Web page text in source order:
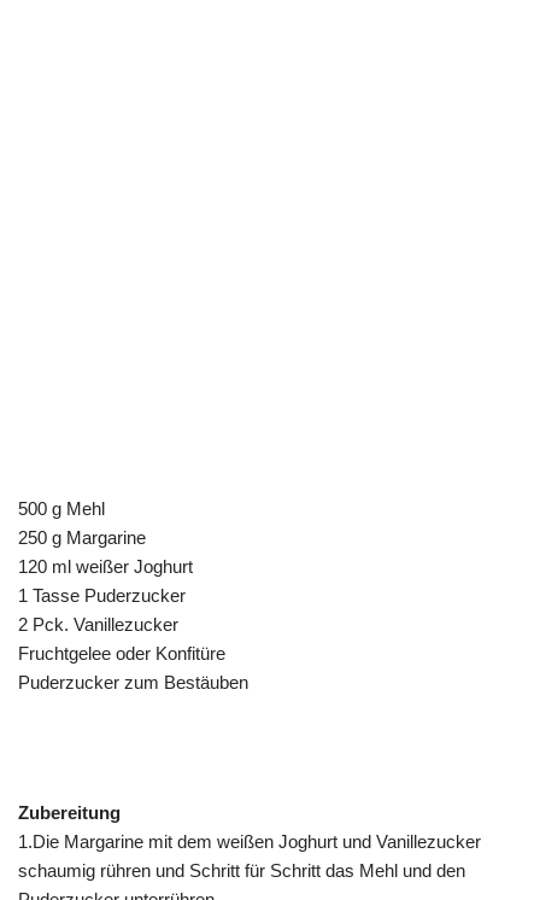
500 g Mehl
250 g Margarine
120 ml weißer Joghurt
1 Tasse Puderzucker
2 Pck. Vanillezucker
Fruchtgelee oder Konfitüre
Puderzucker zum Bestäuben
Zubereitung
1.Die Margarine mit dem weißen Joghurt und Vanillezucker
schaumig rühren und Schritt für Schritt das Mehl und den